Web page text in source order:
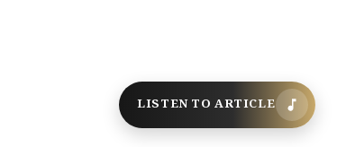
LISTEN TO ARTICLE